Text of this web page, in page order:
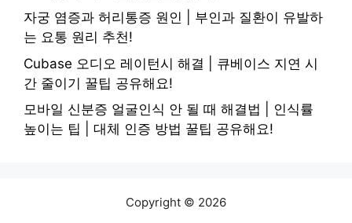
자궁 염증과 허리통증 원인 | 부인과 질환이 유발하
는 요통 원리 추천!
Cubase 오디오 레이턴시 해결 | 큐베이스 지연 시
간 줄이기 꿀팁 공유해요!
모바일 신분증 얼굴인식 안 될 때 해결법 | 인식률
높이는 팁 | 대체 인증 방법 꿀팁 공유해요!
Copyright © 2026